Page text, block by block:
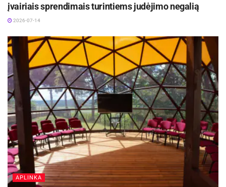
įvairiais sprendimais turintiems judėjimo negalią
2026-07-14
APLINKA